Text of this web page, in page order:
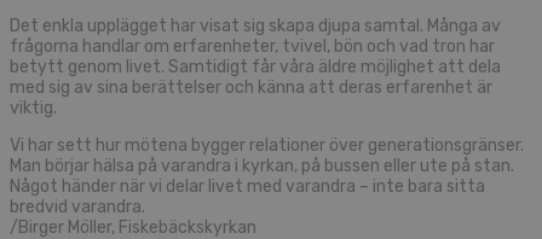
Det enkla upplägget har visat sig skapa djupa samtal. Många av
frågorna handlar om erfarenheter, tvivel, bön och vad tron har
betytt genom livet. Samtidigt får våra äldre möjlighet att dela
med sig av sina berättelser och känna att deras erfarenhet är
viktig.
Vi har sett hur mötena bygger relationer över generationsgränser.
Man börjar hälsa på varandra i kyrkan, på bussen eller ute på stan.
Något händer när vi delar livet med varandra – inte bara sitta
bredvid varandra.
/Birger Möller, Fiskebäckskyrkan